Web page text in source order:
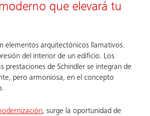
que elevará tu
elementos arquitectónicos llamativos.
del interior de un edificio. Los
prestaciones de Schindler se integran de
pero armoniosa, en el concepto
, surge la oportunidad de